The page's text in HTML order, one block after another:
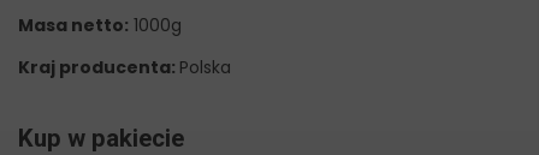
Masa netto: 1000g
Kraj producenta: Polska
Kup w pakiecie